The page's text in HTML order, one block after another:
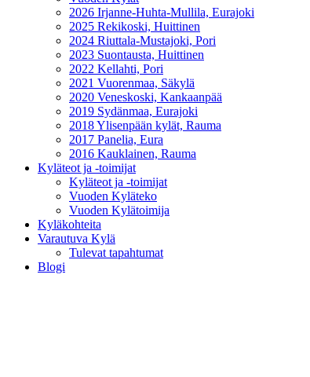
2026 Irjanne-Huhta-Mullila, Eurajoki
2025 Rekikoski, Huittinen
2024 Riuttala-Mustajoki, Pori
2023 Suontausta, Huittinen
2022 Kellahti, Pori
2021 Vuorenmaa, Säkylä
2020 Veneskoski, Kankaanpää
2019 Sydänmaa, Eurajoki
2018 Ylisenpään kylät, Rauma
2017 Panelia, Eura
2016 Kauklainen, Rauma
Kyläteot ja -toimijat
Kyläteot ja -toimijat
Vuoden Kyläteko
Vuoden Kylätoimija
Kyläkohteita
Varautuva Kylä
Tulevat tapahtumat
Blogi